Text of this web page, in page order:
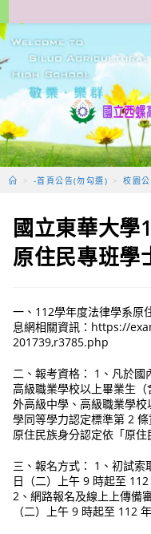
轉
至
要
容
> -首頁公告(勿勾選) > 校園
國立東華大學
原住民專班學
一、112學年度法律學系原
息網相關資訊：https://
201739,r3785.php
二、報考資格： 1、凡於國
高級職業學校以上畢業生
外高級中學、高級職業學
學同等學力認定標準第 2
原住民族身分認定依「原
三、報名方式： 1、初試
日（二）上午 9 時起至
2、網路報名及線上上傳備
（二）上午 9 時起至 112